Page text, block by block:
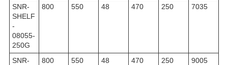
SNR-
SHELF
-
08055-
250G
800 550 48 470 250 7035
SNR-
800 550 48 470 250 9005